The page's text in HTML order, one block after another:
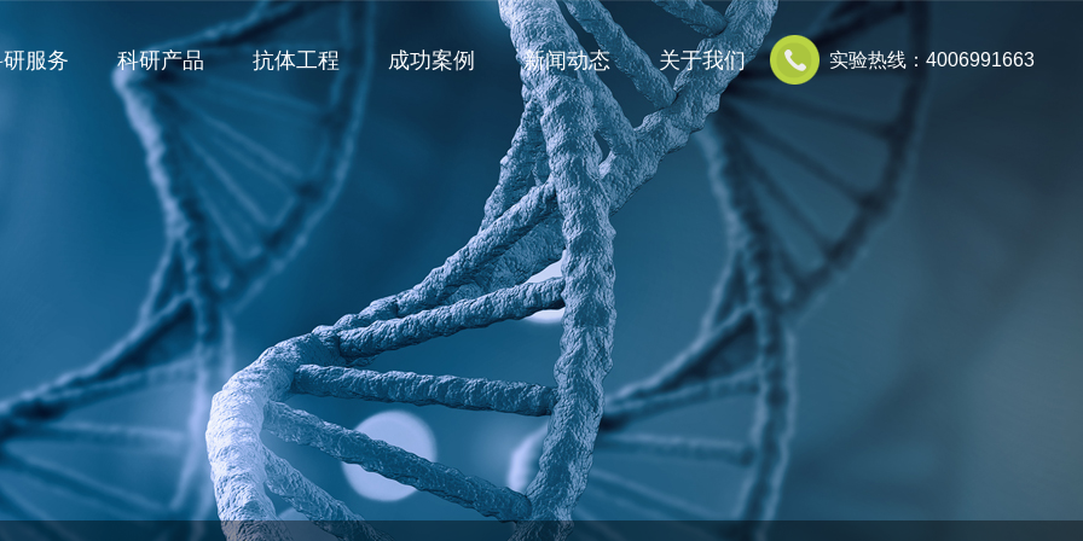
实验热线：4006991663
服务 科研产品 抗体工程 成功案例 新闻动态 关于我们